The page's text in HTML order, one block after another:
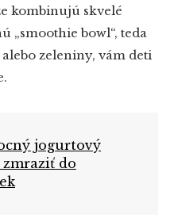
kombinujú skvelé
„smoothie bowl“, teda
zeleniny, vám deti
jogurtový
do